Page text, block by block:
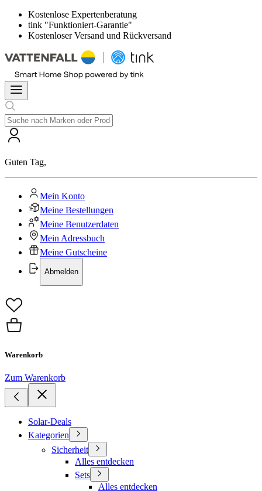
Kostenlose Expertenberatung
tink "Funktioniert-Garantie"
Kostenloser Versand und Rückversand
Guten Tag,
Mein Konto
Meine Bestellungen
Meine Benutzerdaten
Mein Adressbuch
Meine Gutscheine
Abmelden
Warenkorb
Zum Warenkorb
Solar-Deals
Kategorien
Sicherheit
Alles entdecken
Sets
Alles entdecken